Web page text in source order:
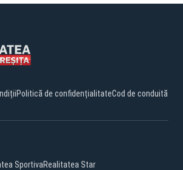
Politică de confidențialitateCod de conduită
SportivaRealitatea Star